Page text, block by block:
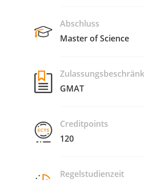
Abschluss
Master of Science
GMAT
Creditpoints
120
Regelstudienzeit